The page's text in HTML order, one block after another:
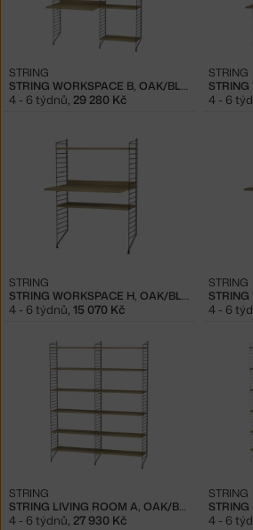
STRING WORKSPACE B, OAK/BLACK
STRING
4 - 6 týdnů 29 280 Kč
STRING
4 - 6
STRING WORKSPACE H, OAK/BLACK
STRING
4 - 6 týdnů, 15 070 Kč
STRING
4 - 6
STRING LIVING ROOM A, OAK/BLACK
STRING
4 - 6 týdnů, 27 930 Kč
STRING
4 - 6